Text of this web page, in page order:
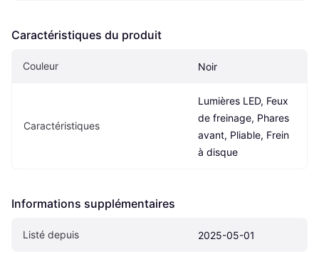
Caractéristiques du produit
Couleur Noir
Caractéristiques
Lumières LED, Feux
de freinage, Phares
avant, Pliable, Frein
à disque
Informations supplémentaires
Listé depuis 2025-05-01